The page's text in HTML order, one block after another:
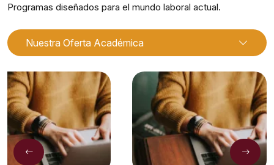
Programas diseñados para el mundo laboral actual.
Nuestra Oferta Académica